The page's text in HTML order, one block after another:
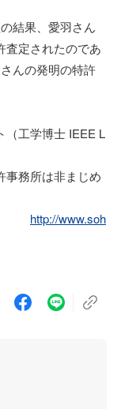
結果、愛羽さん
査定されたのであ
んの発明の特許
学博士 IEEE L
非まじめ
http://www.soh